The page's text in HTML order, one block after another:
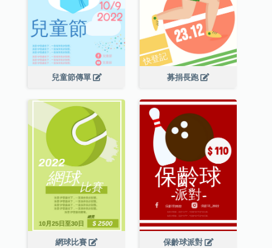
兒童節傳單 募捐長跑
網球比賽 保齡球派對